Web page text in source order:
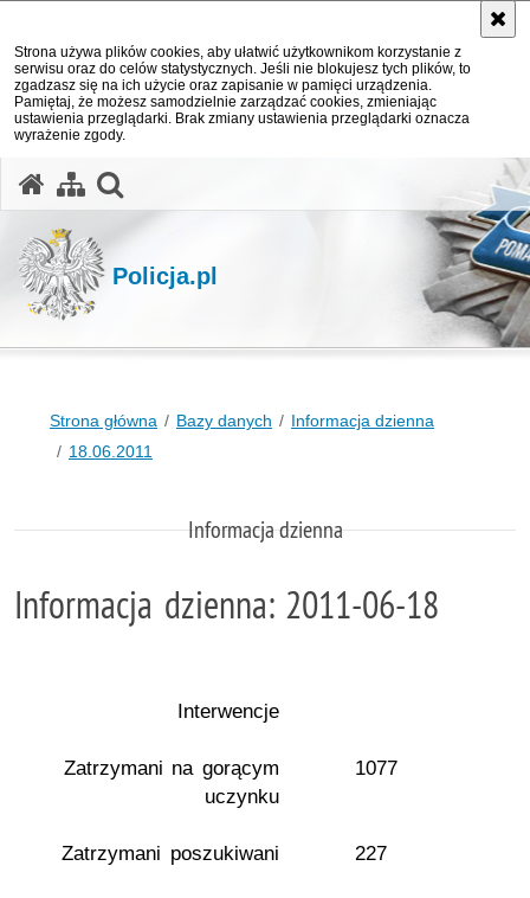
Strona używa plików cookies, aby ułatwić użytkownikom korzystanie z
serwisu oraz do celów statystycznych. Jeśli nie blokujesz tych plików, to
zgadzasz się na ich użycie oraz zapisanie w pamięci urządzenia.
Pamiętaj, że możesz samodzielnie zarządzać cookies, zmieniając
ustawienia przeglądarki. Brak zmiany ustawienia przeglądarki oznacza
wyrażenie zgody.
Policja.pl
Strona główna Bazy danych
Informacja dzienna
18.06.2011
Informacja dzienna
Informacja dzienna: 2011-06-18
Interwencje
Zatrzymani na gorącym
uczynku
1077
Zatrzymani poszukiwani 227